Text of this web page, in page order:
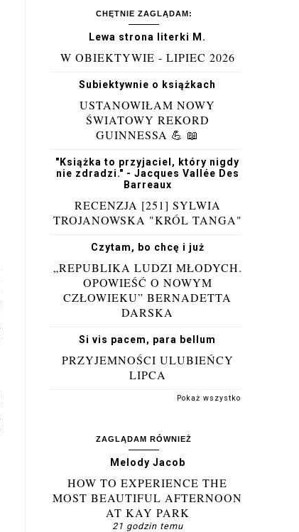
CHĘTNIE ZAGLĄDAM:
Lewa strona literki M.
W OBIEKTYWIE - LIPIEC 2026
Subiektywnie o książkach
USTANOWIŁAM NOWY
ŚWIATOWY REKORD
GUINNESSA 💪 📖
"Książka to przyjaciel, który nigdy
nie zdradzi." - Jacques Vallée Des
Barreaux
RECENZJA [251] SYLWIA
TROJANOWSKA "KRÓL TANGA"
Czytam, bo chcę i już
„REPUBLIKA LUDZI MŁODYCH.
OPOWIEŚĆ O NOWYM
CZŁOWIEKU” BERNADETTA
DARSKA
Si vis pacem, para bellum
PRZYJEMNOŚCI ULUBIEŃCY
LIPCA
Pokaż wszystko
ZAGLĄDAM RÓWNIEŻ
Melody Jacob
HOW TO EXPERIENCE THE
MOST BEAUTIFUL AFTERNOON
AT KAY PARK
21 godzin temu